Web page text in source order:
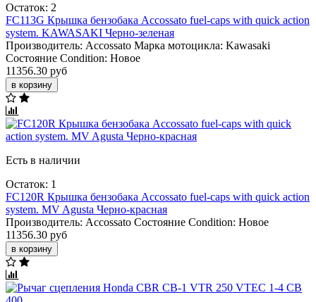
Остаток: 2
FC113G Крышка бензобака Accossato fuel-caps with quick action
system. KAWASAKI Черно-зеленая
Производитель: Accossato Марка мотоцикла: Kawasaki
Состояние Condition: Новое
11356.30 руб
в корзину
Есть в наличии
Остаток: 1
FC120R Крышка бензобака Accossato fuel-caps with quick action
system. MV Agusta Черно-красная
Производитель: Accossato Состояние Condition: Новое
11356.30 руб
в корзину